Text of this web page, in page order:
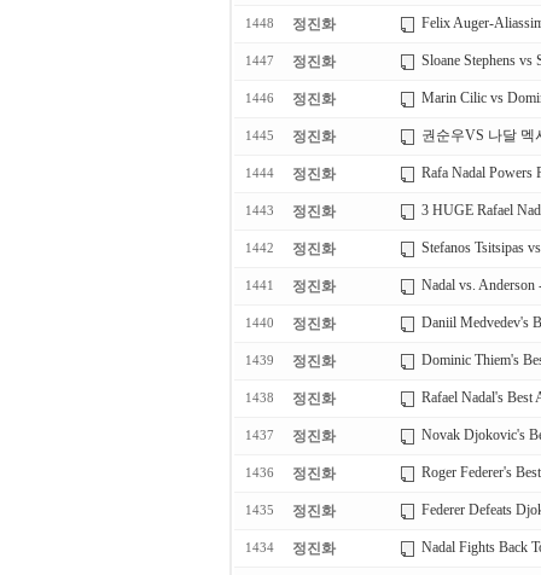
1448 정진화 Felix Auger-
1447 정진화 Sloane Stephens vs
1446 정진화 Marin Cilic vs
1445 정진화 권순우VS 나달 멕
1444 정진화 Rafa Nadal Powers
1443 정진화 3 HUGE Rafael
1442 정진화 Stefanos Tsitsipas
1441 정진화 Nadal vs.
1440 정진화 Daniil Medvedev's
1439 정진화 Dominic Thiem's
1438 정진화 Rafael Nadal's Best
1437 정진화 Novak Djokovic's
1436 정진화 Roger Federer's
1435 정진화 Federer Defeats
1434 정진화 Nadal Fights Back